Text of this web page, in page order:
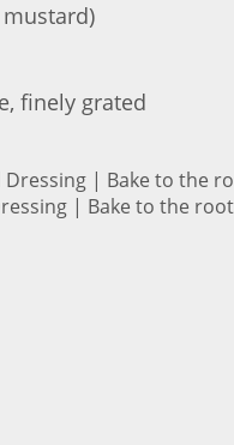
finely grated
| Bake to the